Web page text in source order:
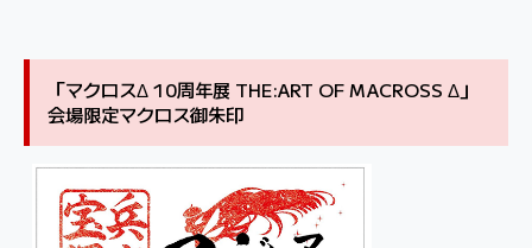
「マクロスΔ 10周年展 THE:ART OF MACROSS Δ」
会場限定マクロス御朱印